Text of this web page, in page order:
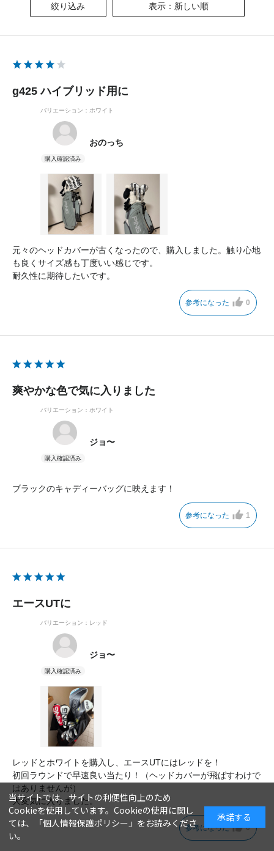
絞り込み 表示：新しい順
g425 ハイブリッド用に
バリエーション：ホワイト
おのっち
元々のヘッドカバーが古くなったので、購入しました。触り心地
も良くサイズ感も丁度いい感じです。
耐久性に期待したいです。
参考になった 0
爽やかな色で気に入りました
バリエーション：ホワイト
ジョ〜
ブラックのキャディーバッグに映えます！
参考になった 1
エースUTに
バリエーション：レッド
ジョ〜
レッドとホワイトを購入し、エースUTにはレッドを！
初回ラウンドで早速良い当たり！（ヘッドカバーが飛ばすわけで
はありませんが）
大変気に入りました。
参考になった 0
当サイトでは、サイトの利便性向上のため
Cookieを使用しています。Cookieの使用に関し
ては、「個人情報保護ポリシー 」をお読みくださ
い。
承諾する